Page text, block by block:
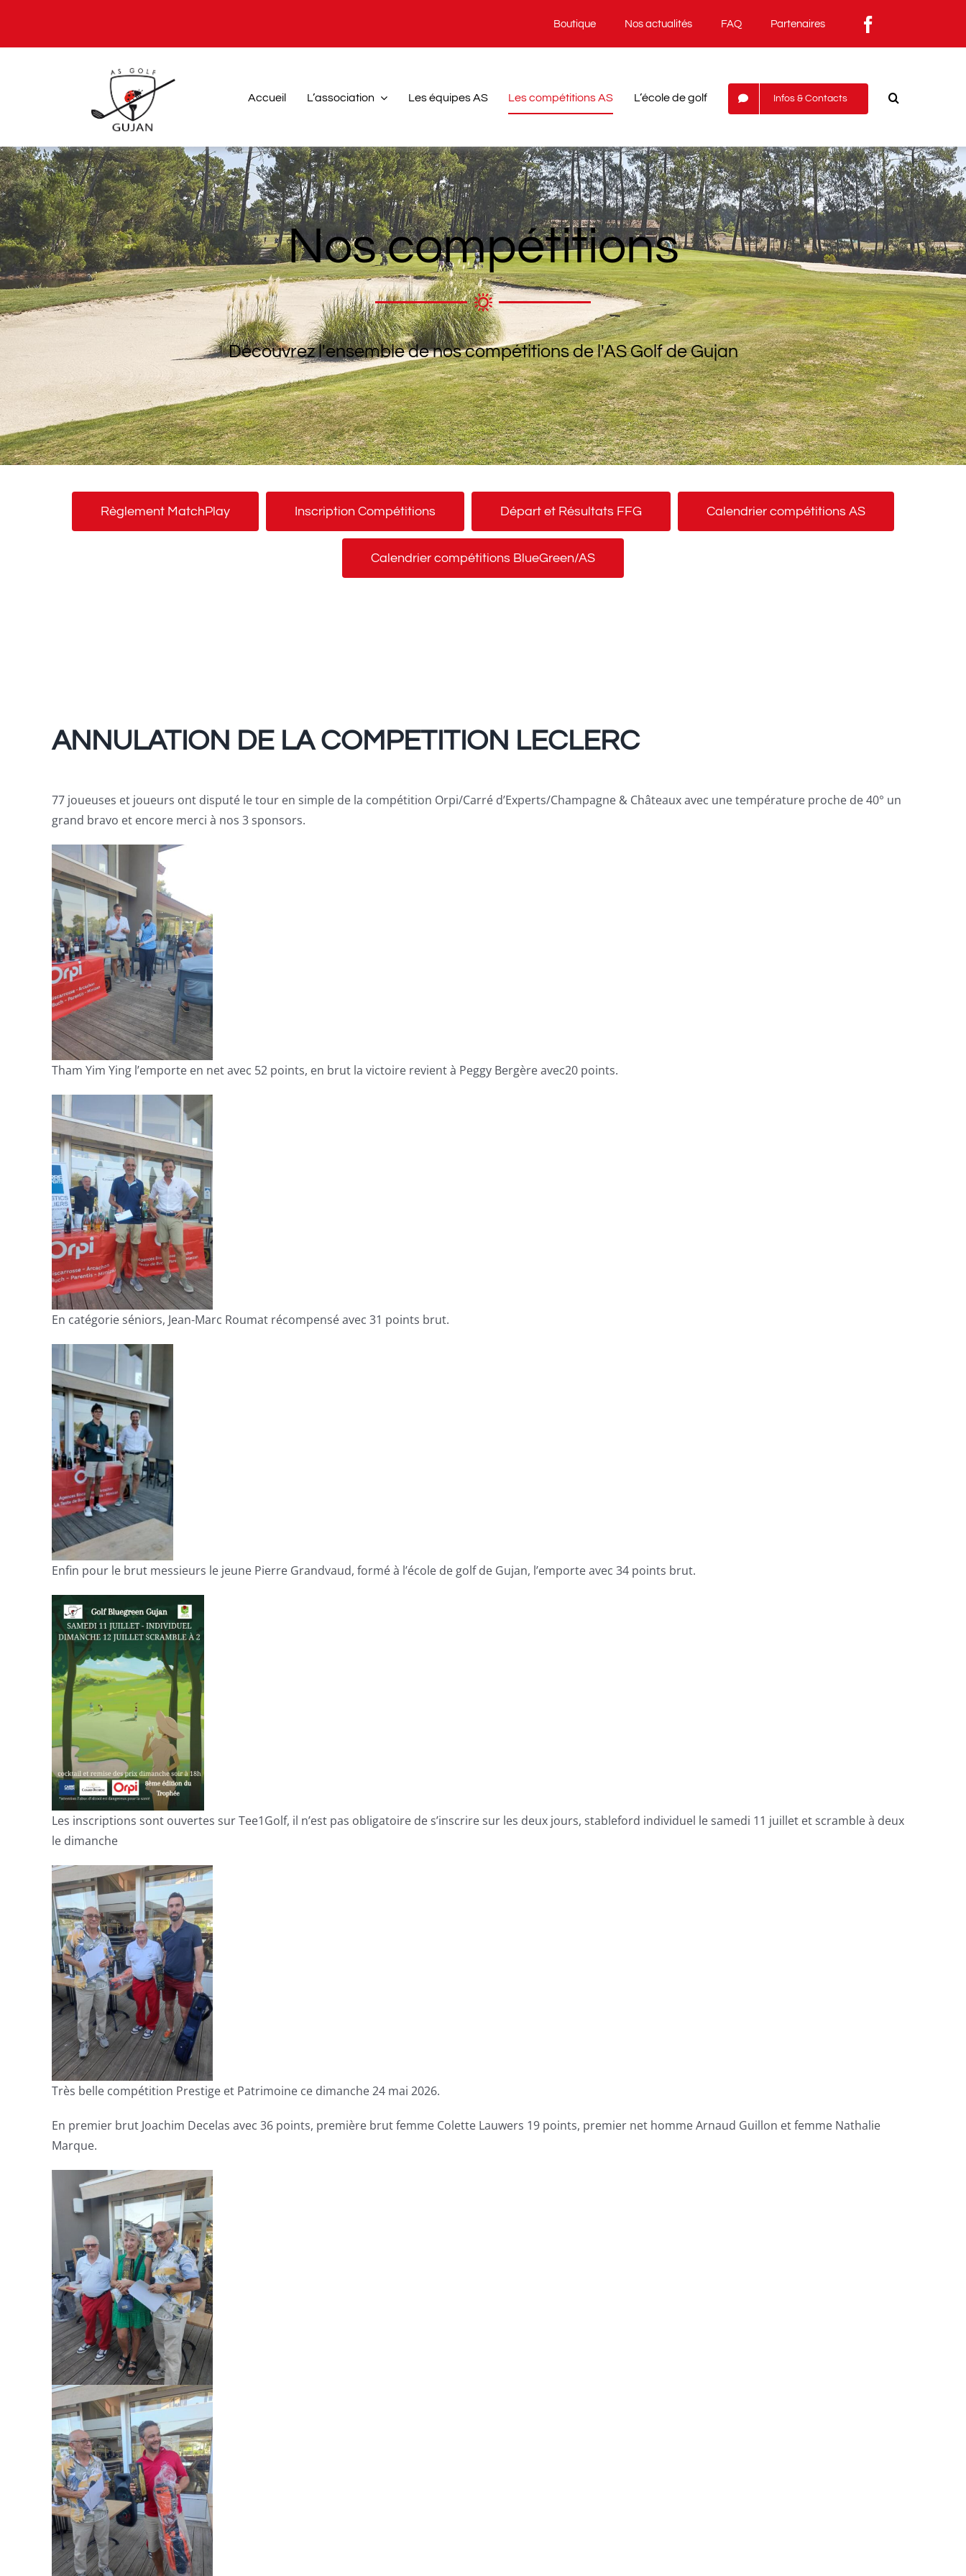
contenu
Boutique Nos actualités FAQ Partenaires
Accueil L’association Les équipes AS Les compétitions AS L’école de golf Infos & Contacts
Nos compétitions
Découvrez l'ensemble de nos compétitions de l'AS Golf de Gujan
Règlement MatchPlay Inscription Compétitions Départ et Résultats FFG Calendrier compétitions AS
Calendrier compétitions BlueGreen/AS
ANNULATION DE LA COMPETITION LECLERC
77 joueuses et joueurs ont disputé le tour en simple de la compétition Orpi/Carré d’Experts/Champagne & Châteaux avec une température proche de 40° un
grand bravo et encore merci à nos 3 sponsors.
Tham Yim Ying l’emporte en net avec 52 points, en brut la victoire revient à Peggy Bergère avec20 points.
En catégorie séniors, Jean-Marc Roumat récompensé avec 31 points brut.
Enfin pour le brut messieurs le jeune Pierre Grandvaud, formé à l’école de golf de Gujan, l’emporte avec 34 points brut.
Les inscriptions sont ouvertes sur Tee1Golf, il n’est pas obligatoire de s’inscrire sur les deux jours, stableford individuel le samedi 11 juillet et scramble à deux
le dimanche
Très belle compétition Prestige et Patrimoine ce dimanche 24 mai 2026.
En premier brut Joachim Decelas avec 36 points, première brut femme Colette Lauwers 19 points, premier net homme Arnaud Guillon et femme Nathalie
Marque.